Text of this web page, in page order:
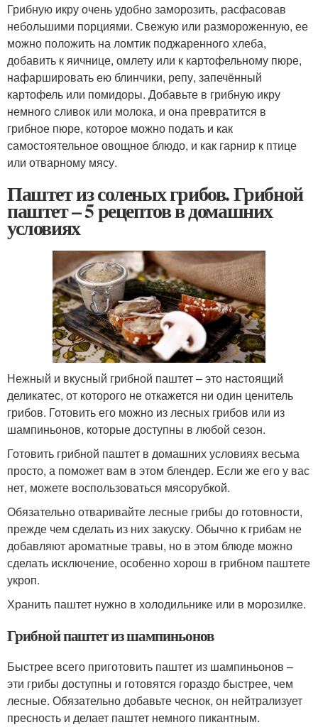
Грибную икру очень удобно заморозить, расфасовав
небольшими порциями. Свежую или размороженную, ее
можно положить на ломтик поджаренного хлеба,
добавить к яичнице, омлету или к картофельному пюре,
нафаршировать ею блинчики, репу, запечённый
картофель или помидоры. Добавьте в грибную икру
немного сливок или молока, и она превратится в
грибное пюре, которое можно подать и как
самостоятельное овощное блюдо, и как гарнир к птице
или отварному мясу.
Паштет из соленых грибов. Грибной
паштет – 5 рецептов в домашних
условиях
Нежный и вкусный грибной паштет – это настоящий
деликатес, от которого не откажется ни один ценитель
грибов. Готовить его можно из лесных грибов или из
шампиньонов, которые доступны в любой сезон.
Готовить грибной паштет в домашних условиях весьма
просто, а поможет вам в этом блендер. Если же его у вас
нет, можете воспользоваться мясорубкой.
Обязательно отваривайте лесные грибы до готовности,
прежде чем сделать из них закуску. Обычно к грибам не
добавляют ароматные травы, но в этом блюде можно
сделать исключение, особенно хорош в грибном паштете
укроп.
Хранить паштет нужно в холодильнике или в морозилке.
Грибной паштет из шампиньонов
Быстрее всего приготовить паштет из шампиньонов –
эти грибы доступны и готовятся гораздо быстрее, чем
лесные. Обязательно добавьте чеснок, он нейтрализует
пресность и делает паштет немного пикантным.